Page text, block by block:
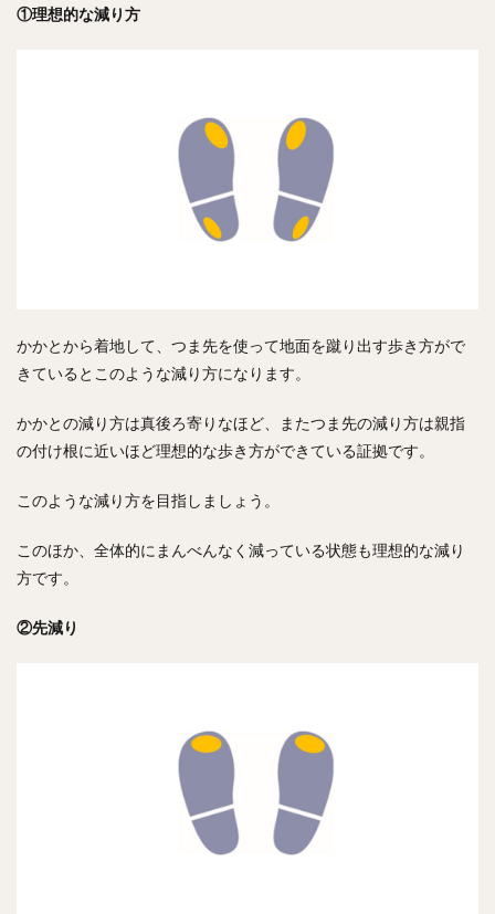
①理想的な減り方
かかとから着地して、つま先を使って地面を蹴り出す歩き方がで
きているとこのような減り方になります。
かかとの減り方は真後ろ寄りなほど、またつま先の減り方は親指
の付け根に近いほど理想的な歩き方ができている証拠です。
このような減り方を目指しましょう。
このほか、全体的にまんべんなく減っている状態も理想的な減り
方です。
②先減り